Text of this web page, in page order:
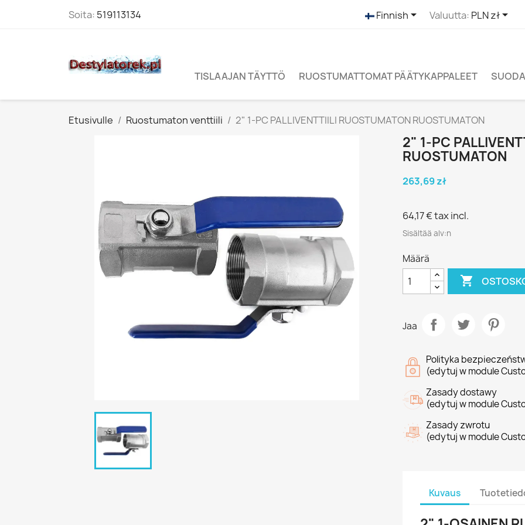
Soita: 519113134 Finnish Valuutta: PLN zł
TISLAAJAN TÄYTTÖ RUOSTUMATTOMAT PÄÄTYKAPPALEET
Etusivulle Ruostumaton venttiili 2" 1-PC PALLIVENTTIILI RUOSTUMATON RUOSTUMATON
2" 1-PC
RUOSTUMATON
263,69 zł
64,17 €tax incl.
Sisältää alv:n
Määrä

Jaa
Polityka
(edytuj w module
Zasady dostawy
(edytuj w module
Zasady zwrotu
(edytuj w module
Kuvaus